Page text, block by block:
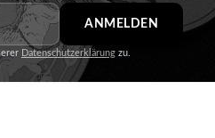
ANMELDEN
Datenschutzerklärung zu.